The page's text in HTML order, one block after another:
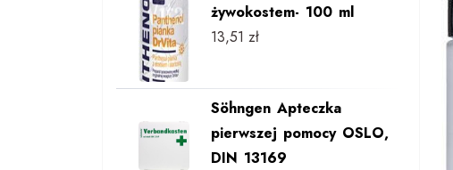
żywokostem- 100 ml
13,51 zł
Söhngen Apteczka
pierwszej pomocy OSLO,
DIN 13169